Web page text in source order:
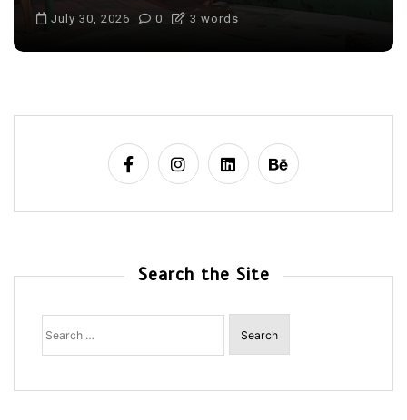
July 30, 2026 0 3 words
Search the Site
Search
for: